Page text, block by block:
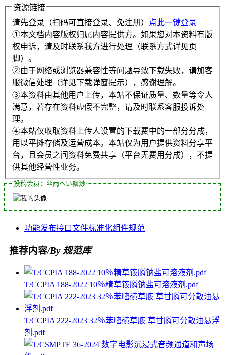
资源链接
请先登录（扫码可直接登录、免注册）
点此一键登录
①本文档内容版权归属内容提供方。如果您对本资料有版
权申诉，请及时联系我方进行处理（联系方式详见页
脚）。
②由于网络或浏览器兼容性等问题导致下载失败，请加客
服微信处理（详见下载弹窗提示），感谢理解。
③本资料由其他用户上传，本站不保证质量、数量等令人
满意，若存在资料虚假不完整，请及时联系客服投诉处
理。
④本站仅收取资料上传人设置的下载费中的一部分分成，
用以平摊存储及运营成本。本站仅为用户提供资料分享平
台，且会员之间资料免费共享（平台无费用分成），不提
供其他经营性业务。
投稿会员：丝雨へい飘渺
功能发布接口文件标准化组件规范
推荐内容/By 规范库
T/CCPIA 188-2022 10％精草铵膦钠盐可溶液剂.pdf
T/CCPIA 222-2023 32％苯嘧磺草胺 草甘膦可分散油悬浮
剂.pdf